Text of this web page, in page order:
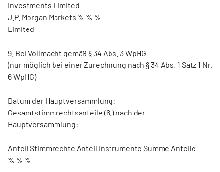
Investments Limited
J.P. Morgan Markets % % %
Limited
9. Bei Vollmacht gemäß § 34 Abs. 3 WpHG
(nur möglich bei einer Zurechnung nach § 34 Abs. 1 Satz 1 Nr.
6 WpHG)
Datum der Hauptversammlung:
Gesamtstimmrechtsanteile (6.) nach der
Hauptversammlung:
Anteil Stimmrechte Anteil Instrumente Summe Anteile
% % %